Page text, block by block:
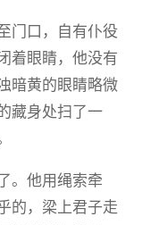
门口，自有仆役
着眼睛，他没有
暗黄的眼睛略微
藏身处扫了一
。他用绳索牵
的，梁上君子走